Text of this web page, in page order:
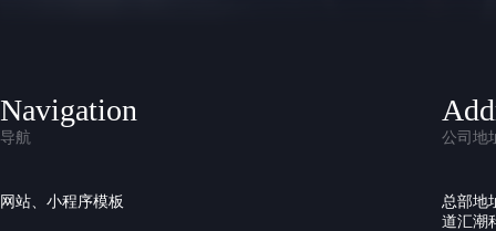
Navigation
导航
网站、小程序模板
公司地
总部地
道汇潮